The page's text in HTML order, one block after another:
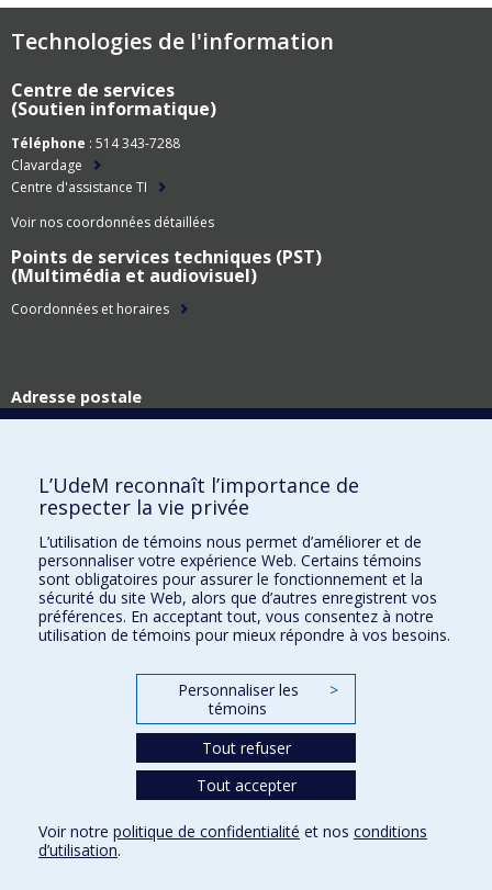
Technologies de l'information
Centre de services
(Soutien informatique)
Téléphone : 514 343-7288
Clavardage
Centre d'assistance TI
Voir nos coordonnées détaillées
Points de services techniques (PST)
(Multimédia et audiovisuel)
Coordonnées et horaires
Adresse postale
Technologies de l'information
Montréal (Québec)
H3C 3J7
Adresse civique
Technologies de l'information
Pavillon Roger-Gaudry
2900, boul. Édouard-Montpetit
Montréal (Québec)
Conditions d’utilisation
L’UdeM reconnaît l’importance de
respecter la vie privée
L’utilisation de témoins nous permet d’améliorer et de
personnaliser votre expérience Web. Certains témoins
sont obligatoires pour assurer le fonctionnement et la
sécurité du site Web, alors que d’autres enregistrent vos
préférences. En acceptant tout, vous consentez à notre
utilisation de témoins pour mieux répondre à vos besoins.
Personnaliser les
témoins
>
Tout refuser
Tout accepter
Voir notre politique de confidentialité et nos conditions
d’utilisation.